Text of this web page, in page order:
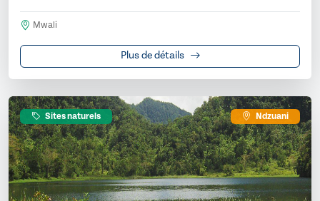
Mwali
Plus de détails
Sites naturels Ndzuani